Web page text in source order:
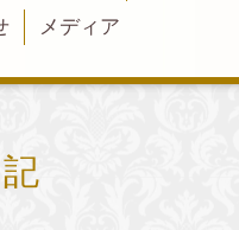
メディア